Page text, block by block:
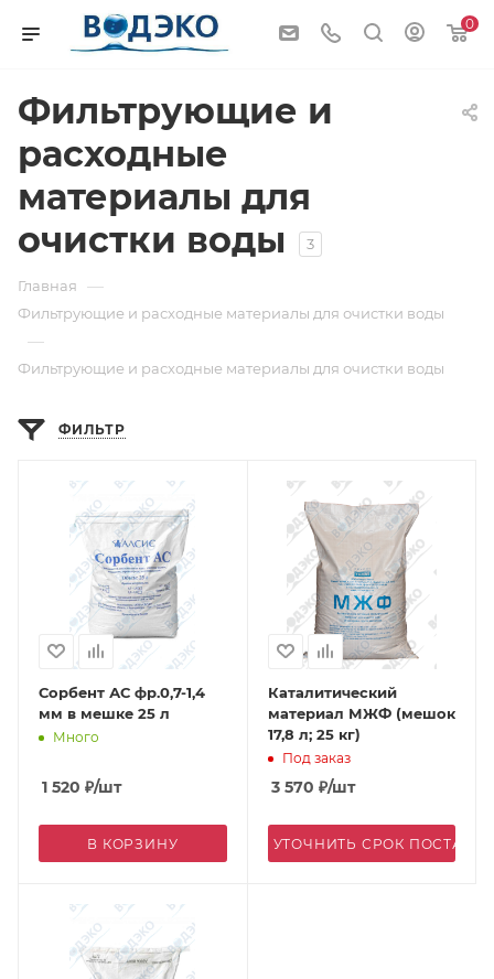
0
Фильтрующие и
расходные
материалы для
очистки воды
3
Главная —
Фильтрующие и расходные материалы для очистки воды
—
Фильтрующие и расходные материалы для очистки воды
ФИЛЬТР
Сорбент АС фр.0,7-1,4
мм в мешке 25 л
Много
1 520 ₽/шт
В КОРЗИНУ
Каталитический
материал МЖФ (мешок
17,8 л; 25 кг)
Под заказ
3 570 ₽/шт
УТОЧНИТЬ СРОК